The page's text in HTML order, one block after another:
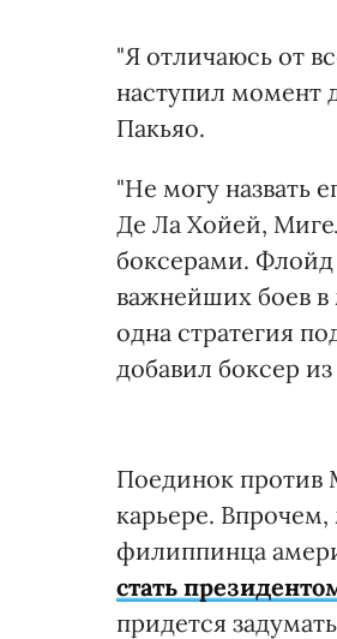
"Я отличаюсь от
наступил момент
Пакьяо.
"Не могу назвать
Де Ла Хойей,
боксерами. Флойд
важнейших боев в
одна стратегия
добавил боксер
Поединок против
карьере. Впрочем,
филиппинца
стать
придется